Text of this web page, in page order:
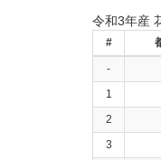
令和3年産
#
-
1
2
3